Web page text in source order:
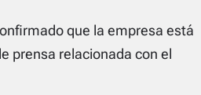
que la empresa está
prensa relacionada con el